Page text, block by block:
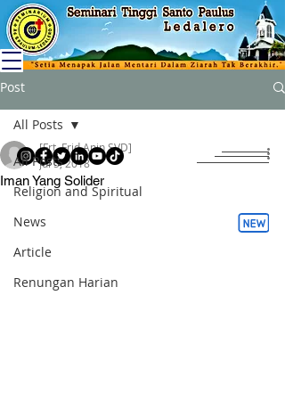
Post
All Posts
Religion and Spiritual
News
Article
Renungan Harian
All Posts
Iman Yang Solider
[Frt. Frid Anin SVD]
Jul 5, 2018